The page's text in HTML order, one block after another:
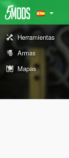
Herramientas
Armas
Mapas